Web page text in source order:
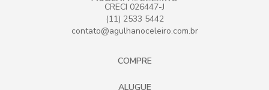
CRECI 026447-J
(11) 2533 5442
contato@agulhanoceleiro.com.br
COMPRE
ALUGUE